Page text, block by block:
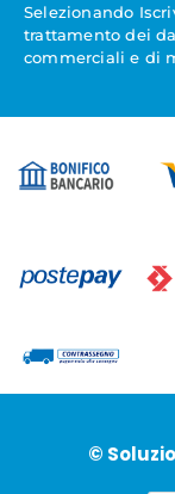
Selezionando
trattamento dei
commerciali e di
©